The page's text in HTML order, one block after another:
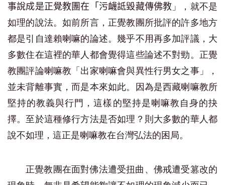
事說成是正覺教團在「污衊詆毀藏傳佛教 」，就不是
如理的說法。如前所言，正覺教團所批評的許多地方
都是引自達賴喇嘛的論述。幾乎不用再多加評議，大
多數住在這裡的華人都會覺得這些論述不對勁。正覺
教團評論喇嘛教「出家喇嘛會與異性行男女之事」，
並未背離事實，而是本來如此。因為是西藏喇嘛教所
堅持的教義與行門，這樣的堅持是喇嘛教自身的抉
擇。至於這種修行方法是否如理？則大多數的華人都
說不如理，這正是喇嘛教在台灣弘法的困局。
正覺教團在面對佛法遭受扭曲、佛戒遭受篡改的